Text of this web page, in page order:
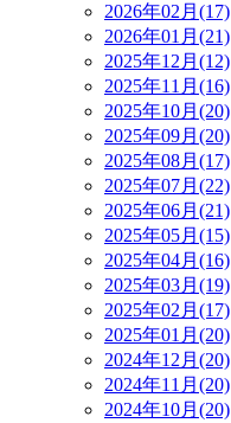
2026年02月(17)
2026年01月(21)
2025年12月(12)
2025年11月(16)
2025年10月(20)
2025年09月(20)
2025年08月(17)
2025年07月(22)
2025年06月(21)
2025年05月(15)
2025年04月(16)
2025年03月(19)
2025年02月(17)
2025年01月(20)
2024年12月(20)
2024年11月(20)
2024年10月(20)